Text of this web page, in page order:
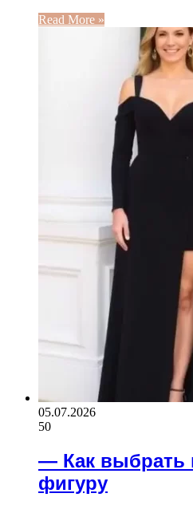
Read More »
05.07.2026
50
— Как выбрать
фигуру